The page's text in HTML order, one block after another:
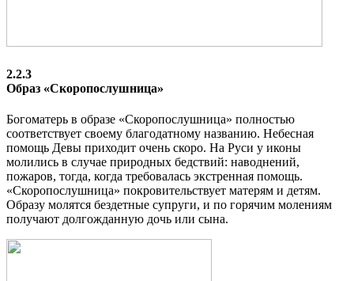
2.2.3
Образ «Скоропослушница»
Богоматерь в образе «Скоропослушница» полностью
соответствует своему благодатному названию. Небесная
помощь Девы приходит очень скоро. На Руси у иконы
молились в случае природных бедствий: наводнений,
пожаров, тогда, когда требовалась экстренная помощь.
«Скоропослушница» покровительствует матерям и детям.
Образу молятся бездетные супруги, и по горячим молениям
получают долгожданную дочь или сына.